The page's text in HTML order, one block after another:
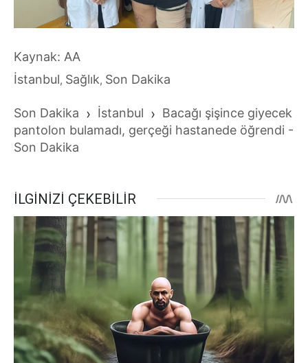
Kaynak: AA
İstanbul, Sağlık, Son Dakika
Son Dakika › İstanbul › Bacağı şişince giyecek
pantolon bulamadı, gerçeği hastanede öğrendi -
Son Dakika